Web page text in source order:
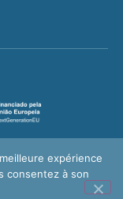
de confidentialité
expérience
consentez à son